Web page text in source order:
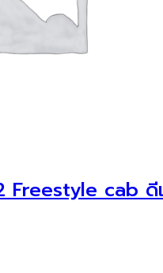
Freestyle cab ดี